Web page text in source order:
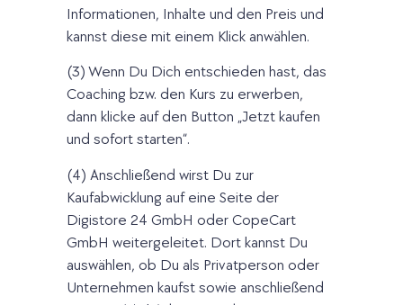
Informationen, Inhalte und den Preis und
kannst diese mit einem Klick anwählen.
(3) Wenn Du Dich entschieden hast, das
Coaching bzw. den Kurs zu erwerben,
dann klicke auf den Button „Jetzt kaufen
und sofort starten“.
(4) Anschließend wirst Du zur
Kaufabwicklung auf eine Seite der
Digistore 24 GmbH oder CopeCart
GmbH weitergeleitet. Dort kannst Du
auswählen, ob Du als Privatperson oder
Unternehmen kaufst sowie anschließend